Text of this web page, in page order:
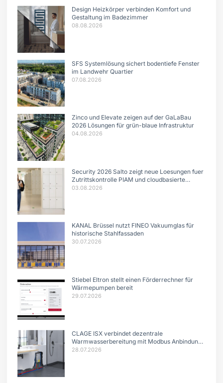
Design Heizkörper verbinden Komfort und
Gestaltung im Badezimmer
08.08.2026
SFS Systemlösung sichert bodentiefe Fenster
im Landwehr Quartier
07.08.2026
Zinco und Elevate zeigen auf der GaLaBau
2026 Lösungen für grün-blaue Infrastruktur
04.08.2026
Security 2026 Salto zeigt neue Loesungen fuer
Zutrittskontrolle PIAM und cloudbasierte
Systeme
03.08.2026
KANAL Brüssel nutzt FINEO Vakuumglas für
historische Stahlfassaden
30.07.2026
Stiebel Eltron stellt einen Förderrechner für
Wärmepumpen bereit
29.07.2026
CLAGE ISX verbindet dezentrale
Warmwasserbereitung mit Modbus Anbindung
und intelligentem Lastmanagement.
28.07.2026